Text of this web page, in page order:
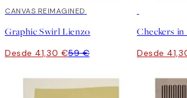
30%*
CANVAS REIMAGINED
Graphic Swirl Lienzo
Desde 41,30 €59 €
Checkers
Desde